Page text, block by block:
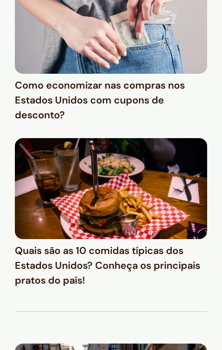
Como economizar nas compras nos
Estados Unidos com cupons de
desconto?
Quais são as 10 comidas típicas dos
Estados Unidos? Conheça os principais
pratos do país!